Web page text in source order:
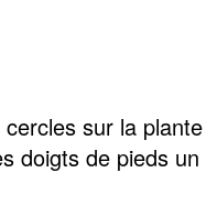
sur la plante
doigts de pieds un